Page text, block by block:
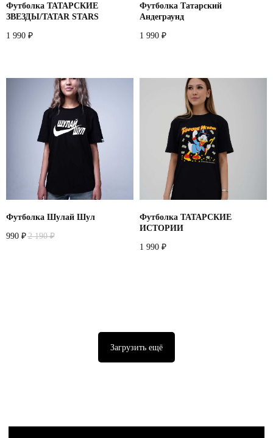
Футболка ТАТАРСКИЕ
ЗВЕЗДЫ/TATAR STARS
1 990 ₽
Футболка Татарский
Андеграунд
1 990 ₽
Футболка Шулай Шул
990 ₽ 2 190 ₽
Футболка ТАТАРСКИЕ
ИСТОРИИ
1 990 ₽
Загрузить ещё